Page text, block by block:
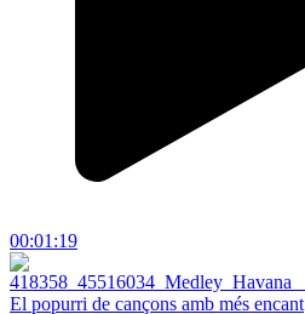
00:01:19
El popurri de cançons amb més encant